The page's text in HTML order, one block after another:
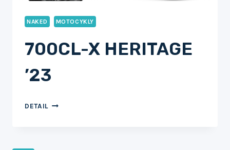
NAKED MOTOCYKLY
700CL-X HERITAGE
’23
DETAIL 700CL-